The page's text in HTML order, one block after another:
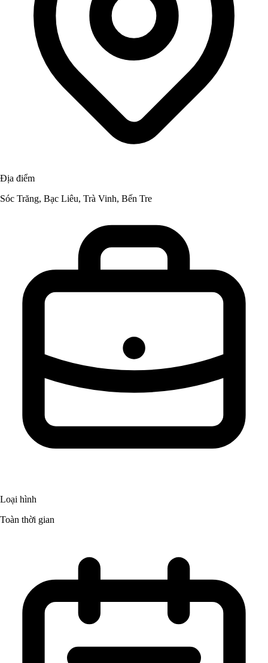
Địa điểm
Sóc Trăng, Bạc Liêu, Trà Vinh, Bến Tre
Loại hình
Toàn thời gian